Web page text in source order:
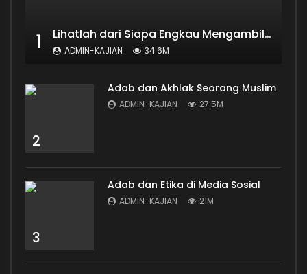
1 Lihatlah dari Siapa Engkau Mengambil Ilmu
ADMIN-KAJIAN 34.6M
2
Adab dan Akhlak Seorang Muslim
ADMIN-KAJIAN 27.5M
3
Adab dan Etika di Media Sosial
ADMIN-KAJIAN 21M